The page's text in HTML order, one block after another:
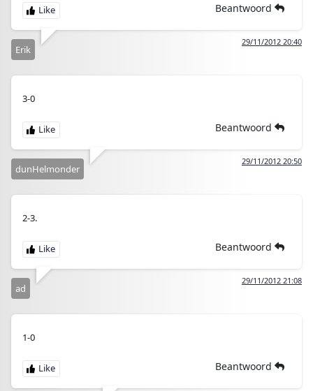
Beantwoord
29/11/2012 20:40
Erik
3-0
Beantwoord
29/11/2012 20:50
dunHelmonder
2-3.
Beantwoord
29/11/2012 21:08
ad
1-0
Beantwoord